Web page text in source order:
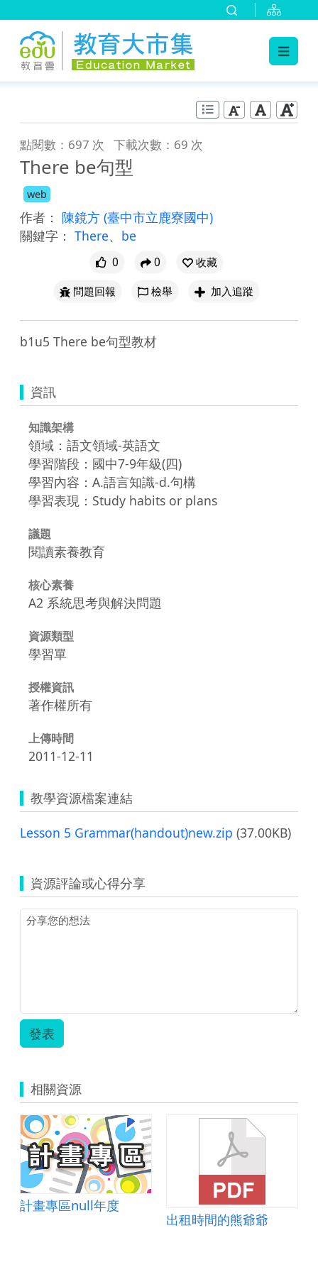
點閱數：697 次 下載次數：69 次
There be句型
web
作者： 陳鏡方 (臺中市立鹿寮國中)
關鍵字： There、 be
0 0
收藏
問題回報
檢舉 加入追蹤
b1u5 There be句型教材
資訊
知識架構
領域：語文領域-英語文
學習階段：國中7-9年級(四)
學習內容：A.語言知識-d.句構
學習表現：Study habits or plans
議題
閱讀素養教育
核心素養
A2 系統思考與解決問題
資源類型
學習單
授權資訊
著作權所有
上傳時間
2011-12-11
教學資源檔案連結
Lesson 5 Grammar(handout)new.zip (37.00KB)
資源評論或心得分享
發表
相關資源
計畫專區null年度
出租時間的熊爺爺